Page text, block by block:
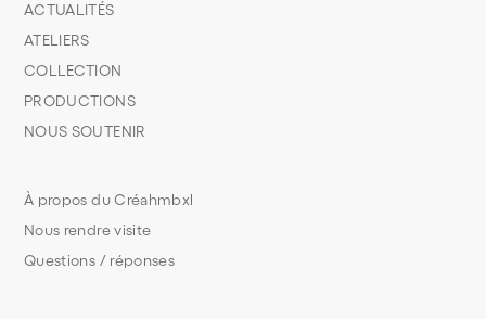
À propos du Créahmbxl
Nous rendre visite
Questions / réponses
ACTUALITÉS
ATELIERS
COLLECTION
PRODUCTIONS
NOUS SOUTENIR